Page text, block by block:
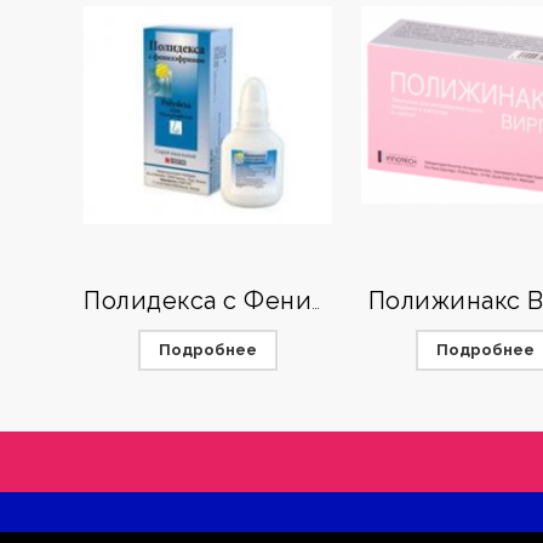
Подробнее
Полижинакс
Подробнее